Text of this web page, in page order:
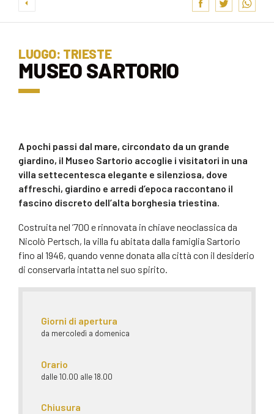
LUOGO: TRIESTE
MUSEO SARTORIO
A pochi passi dal mare, circondato da un grande
giardino, il Museo Sartorio accoglie i visitatori in una
villa settecentesca elegante e silenziosa, dove
affreschi, giardino e arredi d’epoca raccontano il
fascino discreto dell’alta borghesia triestina.
Costruita nel ’700 e rinnovata in chiave neoclassica da
Nicolò Pertsch, la villa fu abitata dalla famiglia Sartorio
fino al 1946, quando venne donata alla città con il desiderio
di conservarla intatta nel suo spirito.
Giorni di apertura
da mercoledì a domenica
Orario
dalle 10.00 alle 18.00
Chiusura